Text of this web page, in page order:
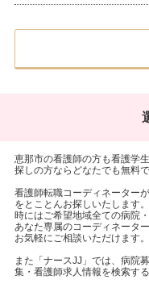
恵那市の看護師の方も看護学
探しの方ならどなたでも無料
看護師転職コーディネーター
をとことんお探しいたします。
時にはご希望地域全ての病院
あなた専属のコーディネータ
お気軽にご相談いただけます。
また「ナースJJ」では、病院
集・看護師求人情報を検索す